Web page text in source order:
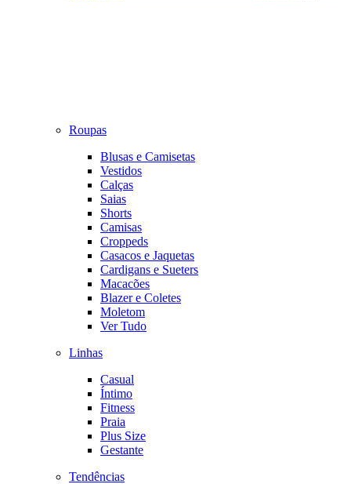
Roupas
Blusas e Camisetas
Vestidos
Calças
Saias
Shorts
Camisas
Croppeds
Casacos e Jaquetas
Cardigans e Sueters
Macacões
Blazer e Coletes
Moletom
Ver Tudo
Linhas
Casual
Íntimo
Fitness
Praia
Plus Size
Gestante
Tendências